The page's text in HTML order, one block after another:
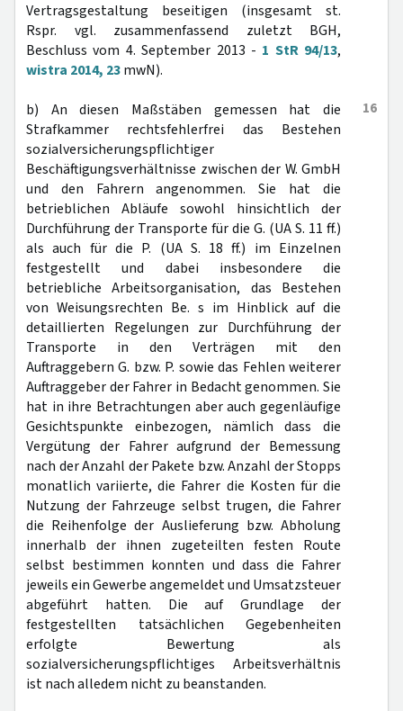
Vertragsgestaltung beseitigen (insgesamt st.
Rspr. vgl. zusammenfassend zuletzt BGH,
Beschluss vom 4. September 2013 - 1 StR 94/13,
wistra 2014, 23mwN).
16
b) An diesen Maßstäben gemessen hat die
Strafkammer rechtsfehlerfrei das Bestehen
sozialversicherungspflichtiger
Beschäftigungsverhältnisse zwischen der W. GmbH
und den Fahrern angenommen. Sie hat die
betrieblichen Abläufe sowohl hinsichtlich der
Durchführung der Transporte für die G. (UA S. 11 ff.)
als auch für die P. (UA S. 18 ff.) im Einzelnen
festgestellt und dabei insbesondere die
betriebliche Arbeitsorganisation, das Bestehen
von Weisungsrechten Be. s im Hinblick auf die
detaillierten Regelungen zur Durchführung der
Transporte in den Verträgen mit den
Auftraggebern G. bzw. P. sowie das Fehlen weiterer
Auftraggeber der Fahrer in Bedacht genommen. Sie
hat in ihre Betrachtungen aber auch gegenläufige
Gesichtspunkte einbezogen, nämlich dass die
Vergütung der Fahrer aufgrund der Bemessung
nach der Anzahl der Pakete bzw. Anzahl der Stopps
monatlich variierte, die Fahrer die Kosten für die
Nutzung der Fahrzeuge selbst trugen, die Fahrer
die Reihenfolge der Auslieferung bzw. Abholung
innerhalb der ihnen zugeteilten festen Route
selbst bestimmen konnten und dass die Fahrer
jeweils ein Gewerbe angemeldet und Umsatzsteuer
abgeführt hatten. Die auf Grundlage der
festgestellten tatsächlichen Gegebenheiten
erfolgte Bewertung als
sozialversicherungspflichtiges Arbeitsverhältnis
ist nach alledem nicht zu beanstanden.